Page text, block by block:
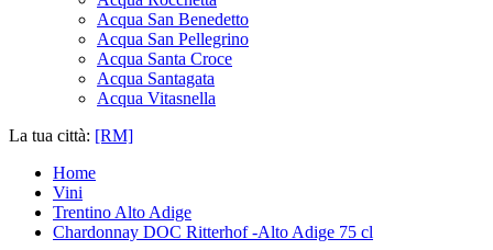
Acqua San Benedetto
Acqua San Pellegrino
Acqua Santa Croce
Acqua Santagata
Acqua Vitasnella
La tua città: [RM]
Home
Vini
Trentino Alto Adige
Chardonnay DOC Ritterhof -Alto Adige 75 cl